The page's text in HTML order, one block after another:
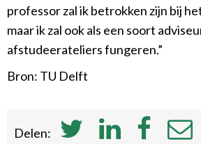
professor zal ik betrokken zijn bij
maar ik zal ook als een soort
afstudeerateliers fungeren.”
Bron: TU Delft
Delen: